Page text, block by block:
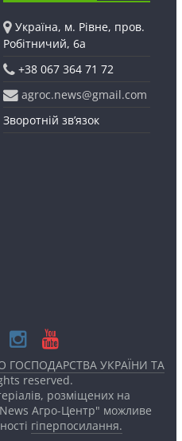
Україна, м. Рівне, пров.
Робітничий, 6а
+38 067 364 71 72
agroc.news@gmail.com
Зворотній зв’язок
ГОСПОДАРСТВА УКРАЇНИ ТА
reserved.
розміщених на
Агро-Центр" можливе
гіперпосилання.